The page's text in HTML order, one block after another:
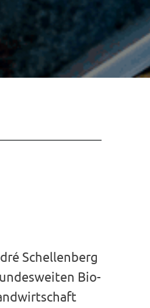
Schellenberg
Bio-